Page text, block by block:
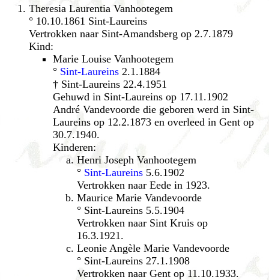
Theresia Laurentia Vanhootegem
° 10.10.1861 Sint-Laureins
Vertrokken naar Sint-Amandsberg op 2.7.1879
Kind:
Marie Louise Vanhootegem
° Sint-Laureins 2.1.1884
† Sint-Laureins 22.4.1951
Gehuwd in Sint-Laureins op 17.11.1902
André Vandevoorde die geboren werd in Sint-
Laureins op 12.2.1873 en overleed in Gent op
30.7.1940.
Kinderen:
Henri Joseph Vanhootegem
° Sint-Laureins 5.6.1902
Vertrokken naar Eede in 1923.
Maurice Marie Vandevoorde
° Sint-Laureins 5.5.1904
Vertrokken naar Sint Kruis op
16.3.1921.
Leonie Angèle Marie Vandevoorde
° Sint-Laureins 27.1.1908
Vertrokken naar Gent op 11.10.1933.